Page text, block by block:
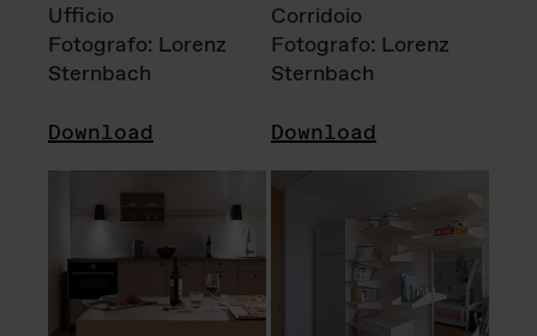
Ufficio
Fotografo: Lorenz
Sternbach
Download
Corridoio
Fotografo: Lorenz
Sternbach
Download